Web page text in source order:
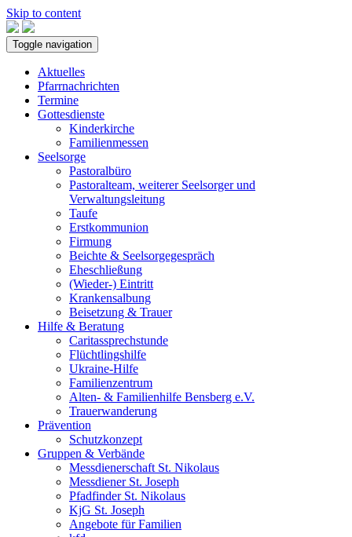
Skip to content
Toggle navigation
Aktuelles
Pfarrnachrichten
Termine
Gottesdienste
Kinderkirche
Familienmessen
Seelsorge
Pastoralbüro
Pastoralteam, weiterer Seelsorger und
Verwaltungsleitung
Taufe
Erstkommunion
Firmung
Beichte & Seelsorgegespräch
Eheschließung
(Wieder-) Eintritt
Krankensalbung
Beisetzung & Trauer
Hilfe & Beratung
Caritassprechstunde
Flüchtlingshilfe
Ukraine-Hilfe
Familienzentrum
Alten- & Familienhilfe Bensberg e.V.
Trauerwanderung
Prävention
Schutzkonzept
Gruppen & Verbände
Messdienerschaft St. Nikolaus
Messdiener St. Joseph
Pfadfinder St. Nikolaus
KjG St. Joseph
Angebote für Familien